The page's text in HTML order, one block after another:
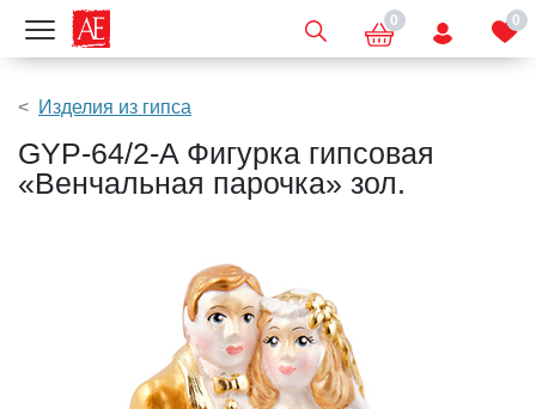
Показать меню 0 0
Изделия из гипса
GYP-64/2-A Фигурка гипсовая
«Венчальная парочка» зол.